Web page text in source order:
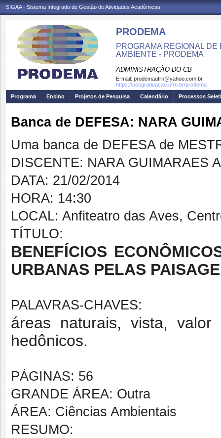
SIGAA - Sistema Integrado de Gestão de Atividades Acadêmicas
PRODEMA
PROGRAMA REGIONAL
AMBIENTE - PRODEMA
ADMINISTRAÇÃO DO CB
E-mail: prodemaufrn@yahoo.com.br
https://posgraduacao.ufrn.br/prodema
Programa
Ensino Projetos de Pesquisa Calendário Processos
Banca de DEFESA: NARA
Uma banca de DEFESA de
DISCENTE: NARA GUIMARAES
DATA: 21/02/2014
HORA: 14:30
LOCAL: Anfiteatro das Aves,
TÍTULO:
BENEFÍCIOS
URBANAS PELAS
PALAVRAS-CHAVES:
áreas naturais, vista,
hedônicos.
PÁGINAS: 56
GRANDE ÁREA: Outra
ÁREA: Ciências Ambientais
RESUMO: